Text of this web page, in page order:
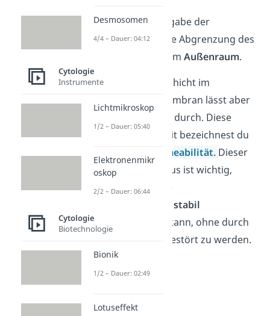
Die wichtigste Aufgabe der
Zellmembran ist die Abgrenzung des
vomAußenraum.
Die hydrophobe Schicht im
Innenraum der Membran lässt aber
nicht alle Moleküle durch. Diese
Halbdurchlässigkeit bezeichnest du
Semipermeabilität. Dieser
Schutzmechanismus ist wichtig,
damit die Zelle ihre
Lebensfunktionen stabil
aufrechterhalten
kann, ohne durch
äußere Einflüsse gestört zu werden.
Desmosomen
4/4 – Dauer: 04:12
Cytologie
Instrumente
Lichtmikroskop
1/2 – Dauer: 05:40
Elektronenmikr
oskop
2/2 – Dauer: 06:44
Cytologie
Biotechnologie
Bionik
1/2 – Dauer: 02:49
Lotuseffekt